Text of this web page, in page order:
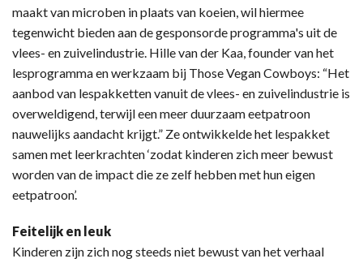
maakt van microben in plaats van koeien, wil hiermee
tegenwicht bieden aan de gesponsorde programma's uit de
vlees- en zuivelindustrie. Hille van der Kaa, founder van het
lesprogramma en werkzaam bij Those Vegan Cowboys: “Het
aanbod van lespakketten vanuit de vlees- en zuivelindustrie is
overweldigend, terwijl een meer duurzaam eetpatroon
nauwelijks aandacht krijgt.” Ze ontwikkelde het lespakket
samen met leerkrachten ‘zodat kinderen zich meer bewust
worden van de impact die ze zelf hebben met hun eigen
eetpatroon’.
Feitelijk en leuk
Kinderen zijn zich nog steeds niet bewust van het verhaal